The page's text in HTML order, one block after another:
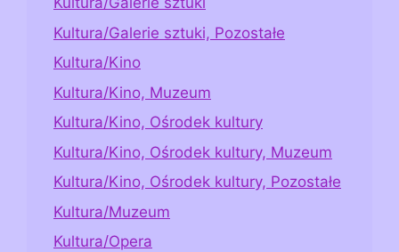
Kultura/Galerie sztuki, Pozostałe
Kultura/Kino
Kultura/Kino, Muzeum
Kultura/Kino, Ośrodek kultury
Kultura/Kino, Ośrodek kultury, Muzeum
Kultura/Kino, Ośrodek kultury, Pozostałe
Kultura/Muzeum
Kultura/Opera